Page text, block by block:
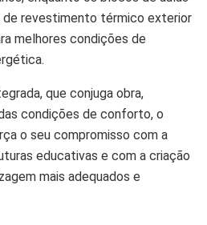
revestimento térmico exterior
melhores condições de
que conjuga obra,
condições de conforto, o
o seu compromisso com a
educativas e com a criação
mais adequados e